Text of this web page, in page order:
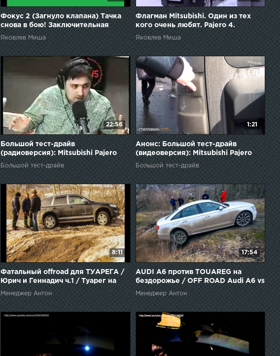
Фокус 2 (Загнуло клапана) Тачка
снова в бою! Заключительная
часть.(сидим в гараже)
Яковлев Миша
Флагман Mitsubishi. Один из тех
кого очень любят. Pajero 4.
Яковлев Миша
22:56
Большой тест-драйв
(радиоверсия): Mitsubishi Pajero
Большой тест-драйв
1:21
Анонс: Большой тест-драйв
(видеоверсия): Mitsubishi Pajero
Большой тест-драйв
8:11
Фатальный offroad для ТУАРЕГА /
Юрич и Геннадич ч.1 / Туарег на
бездорожье
Менеджер Антон
17:54
AUDI A6 против TOUAREG на
бездорожье / OFF ROAD Audi A6 vs
Touareg
Менеджер Антон